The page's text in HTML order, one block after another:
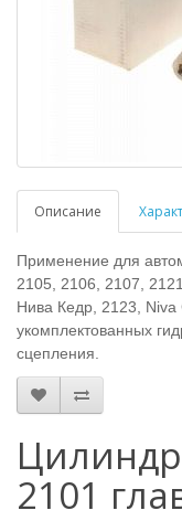
Описание
Применение для
2105, 2106, 2107,
Нива Кедр, 2123,
укомплектованных
сцепления.
2101